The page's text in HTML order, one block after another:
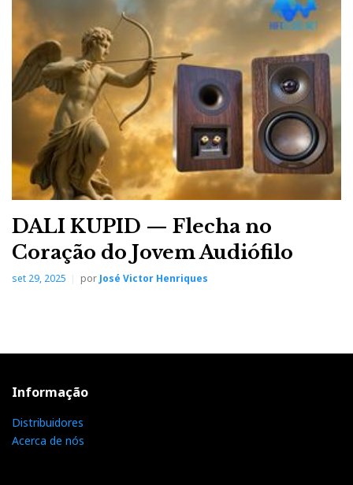
DALI KUPID — Flecha no
Coração do Jovem Audiófilo
set 29, 2025 por José Victor Henriques
Informação
Distribuidores
Acerca de nós